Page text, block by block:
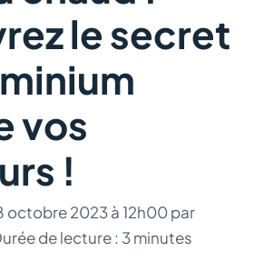
le secret
vos
!
octobre 2023 à 12h00par
de lecture : 3 minutes